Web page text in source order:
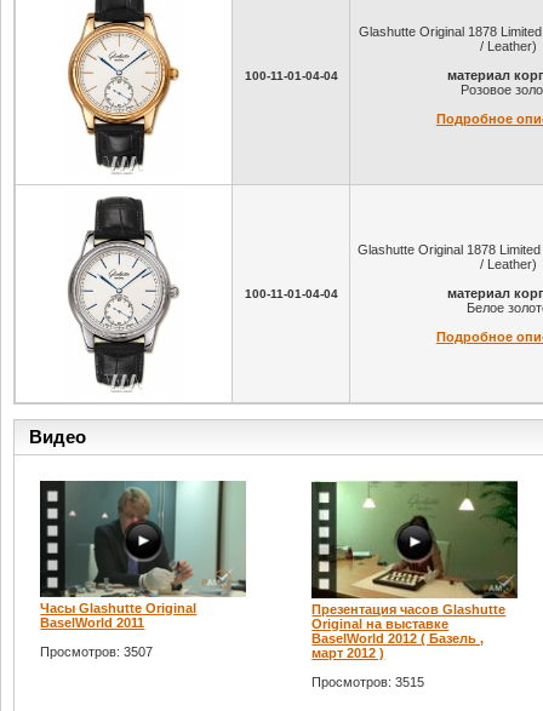
100-11-01-04-04
Glashutte Original 1878
/ Leather)
материал
Розовое
Подробное
100-11-01-04-04
Glashutte Original 1878
/ Leather)
материал
Белое
Подробное
Видео
Часы Glashutte Original
BaselWorld 2011
Просмотров: 3507
Презентация часов Glashutte
Original на выставке
BaselWorld 2012 ( Базель ,
март 2012 )
Просмотров: 3515